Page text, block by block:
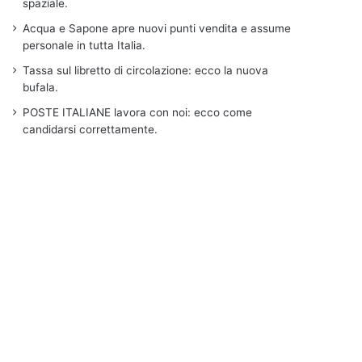
spaziale.
Acqua e Sapone apre nuovi punti vendita e assume
personale in tutta Italia.
Tassa sul libretto di circolazione: ecco la nuova
bufala.
POSTE ITALIANE lavora con noi: ecco come
candidarsi correttamente.